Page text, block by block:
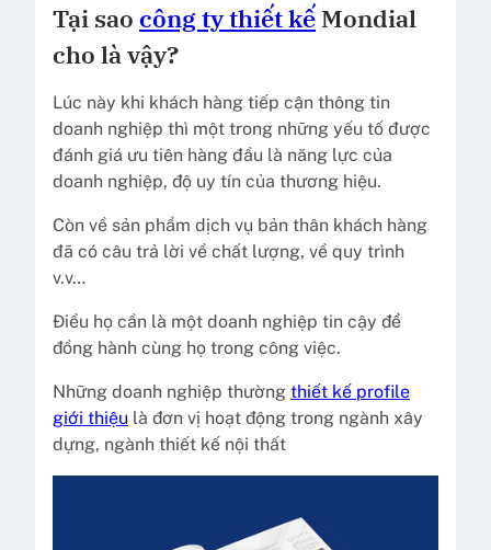
Tại sao công ty thiết kế Mondial
cho là vậy?
Lúc này khi khách hàng tiếp cận thông tin
doanh nghiệp thì một trong những yếu tố được
đánh giá ưu tiên hàng đầu là năng lực của
doanh nghiệp, độ uy tín của thương hiệu.
Còn về sản phẩm dịch vụ bản thân khách hàng
đã có câu trả lời về chất lượng, về quy trình
v.v…
Điều họ cần là một doanh nghiệp tin cậy để
đồng hành cùng họ trong công việc.
Những doanh nghiệp thường thiết kế profile
giới thiệu là đơn vị hoạt động trong ngành xây
dựng, ngành thiết kế nội thất